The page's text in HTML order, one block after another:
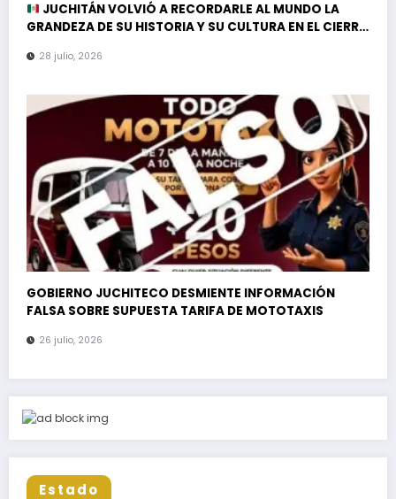
JUCHITÁN VOLVIÓ A RECORDARLE AL MUNDO LA
GRANDEZA DE SU HISTORIA Y SU CULTURA EN EL CIERRE
28 julio, 2026
GOBIERNO JUCHITECO DESMIENTE INFORMACIÓN
FALSA SOBRE SUPUESTA TARIFA DE MOTOTAXIS
26 julio, 2026
Estado